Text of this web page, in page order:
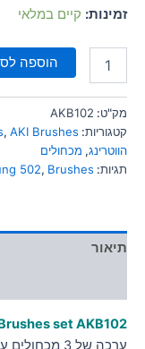
font_download סמן קישורים זמינות: קיים במלאי
הוספה
מק"ט: AKB102
קטגוריות:
, AKI Brushes
הווטרינג, מכחולים
תגיות:
502, Brushes
תיאור
set AKB102
ערכה של 3 מכחולים עגולים (מכחולים סינטטיים)